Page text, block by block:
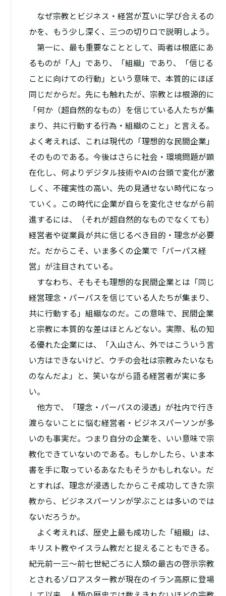
なぜ宗教とビジネス・経営が互いに学び合えるの
かを、もう少し深く、三つの切り口で説明しよう。
第一に、最も重要なこととして、両者は根底にあ
るものが「人」であり、「組織」であり、「信じる
ことに向けての行動」という意味で、本質的にほぼ
同じだからだ。先にも触れたが、宗教とは根源的に
「何か（超自然的なもの）を信じている人たちが集
まり、共に行動する行為・組織のこと」と言える。
よく考えれば、これは現代の「理想的な民間企業」
そのものである。今後はさらに社会・環境問題が顕
在化し、何よりデジタル技術やAIの台頭で変化が激
しく、不確実性の高い、先の見通せない時代になっ
ていく。この時代に企業が自らを変化させながら前
進するには、（それが超自然的なものでなくても）
経営者や従業員が共に信じるべき目的・理念が必要
だ。だからこそ、いま多くの企業で「パーパス経
営」が注目されている。
すなわち、そもそも理想的な民間企業とは「同じ
経営理念・パーパスを信じている人たちが集まり、
共に行動する」組織なのだ。この意味で、民間企業
と宗教に本質的な差はほとんどない。実際、私の知
る優れた企業には、「入山さん、外ではこういう言
い方はできないけど、ウチの会社は宗教みたいなも
のなんだよ」と、笑いながら語る経営者が実に多
い。
他方で、「理念・パーパスの浸透」が社内で行き
渡らないことに悩む経営者・ビジネスパーソンが多
いのも事実だ。つまり自分の企業を、いい意味で宗
教化できていないのである。もしかしたら、いま本
書を手に取っているあなたもそうかもしれない。だ
とすれば、理念が浸透したからこそ成功してきた宗
教から、ビジネスパーソンが学ぶことは多いのでは
ないだろうか。
よく考えれば、歴史上最も成功した「組織」は、
キリスト教やイスラム教だと捉えることもできる。
紀元前一三～前七世紀ごろに人類の最古の啓示宗教
とされるゾロアスター教が現在のイラン高原に登場